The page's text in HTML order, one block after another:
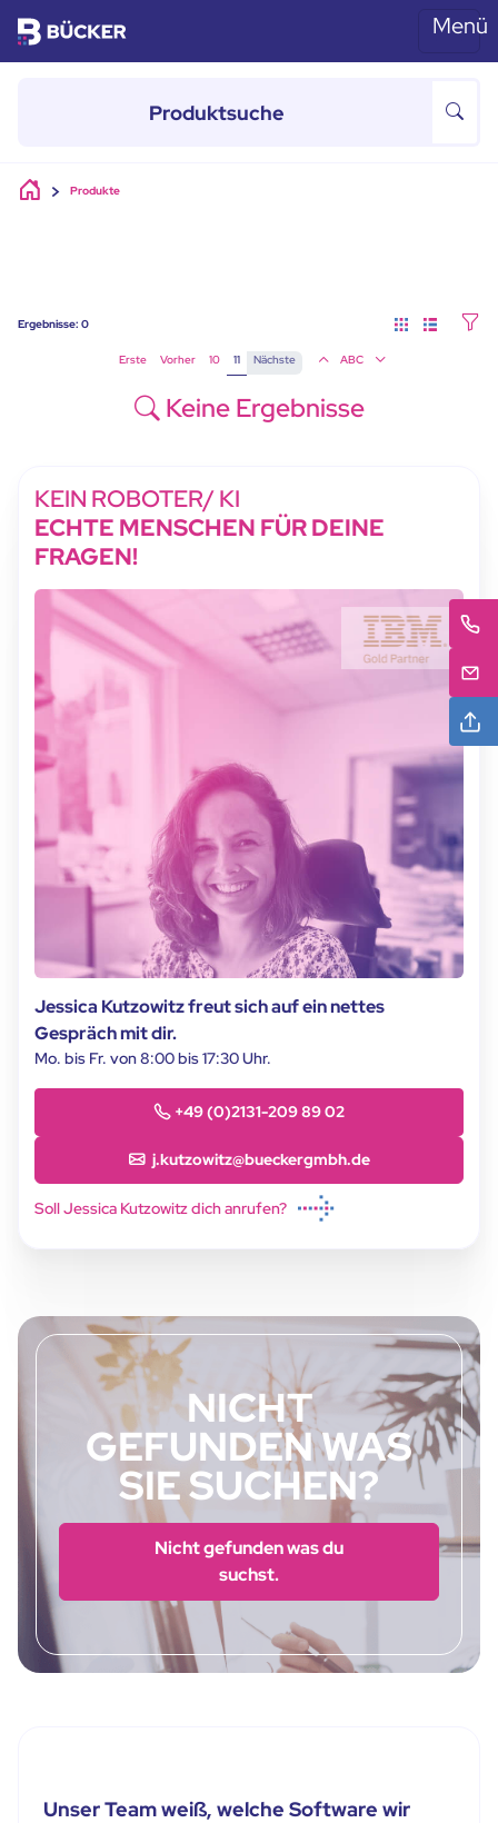
Skip to main content Menü
Produkte
Ergebnisse: 0
Erste Vorher 10 11 Nächste ABC
Keine Ergebnisse
KEIN ROBOTER/ KI
ECHTE MENSCHEN FÜR DEINE
FRAGEN!
Jessica Kutzowitz freut sich auf ein nettes
Gespräch mit dir.
Mo. bis Fr. von 8:00 bis 17:30 Uhr.
+49 (0)2131-209 89 02
j.kutzowitz@bueckergmbh.de
Soll Jessica Kutzowitz dich anrufen?
NICHT
GEFUNDEN WAS
SIE SUCHEN?
Nicht gefunden was du
suchst.
Unser Team weiß, welche Software wir